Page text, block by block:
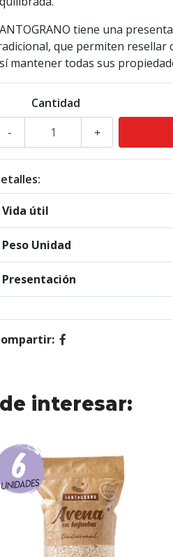
tiene una
que permiten resellar
mantener todas sus
Cantidad
+
-
Vida útil
Peso Unidad
Presentación
interesar: